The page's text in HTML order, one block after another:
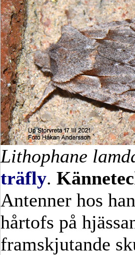
Lithophane
träfly.
Antenner hos
hårtofs på
framskjutande